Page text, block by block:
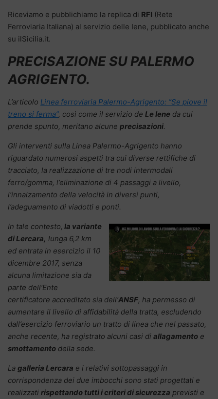
Riceviamo e pubblichiamo la replica di RFI (Rete
Ferroviaria Italiana) al servizio delle Iene, pubblicato anche
su ilSicilia.it.
PRECISAZIONE SU PALERMO
AGRIGENTO.
L’articolo Linea ferroviaria Palermo-Agrigento: “Se piove il
treno si ferma”, così come il servizio de Le Iene da cui
prende spunto, meritano alcune precisazioni.
Gli interventi sulla Linea Palermo-Agrigento hanno
riguardato numerosi aspetti tra cui diverse rettifiche di
tracciato, la realizzazione di tre nodi intermodali
ferro/gomma, l’eliminazione di 4 passaggi a livello,
l’innalzamento della velocità in diversi punti,
l’adeguamento di viadotti e ponti.
In tale contesto, la variante
di Lercara, lunga 6,2 km
ed entrata in esercizio il 10
dicembre 2017, senza
alcuna limitazione sia da
parte dell’Ente
certificatore accreditato sia dell’ANSF, ha permesso di
aumentare il livello di affidabilità della tratta, escludendo
dall’esercizio ferroviario un tratto di linea che nel passato,
anche recente, ha registrato alcuni casi di allagamento e
smottamento della sede.
La galleria Lercara e i relativi sottopassaggi in
corrispondenza dei due imbocchi sono stati progettati e
realizzati rispettando tutti i criteri di sicurezza previsti e